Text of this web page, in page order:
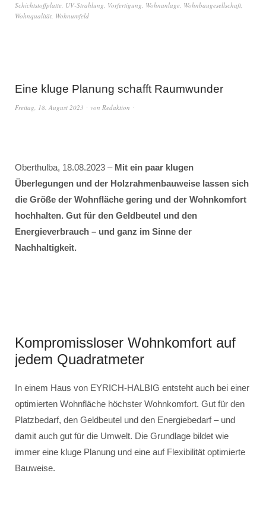
Schichtstoffplatte, UV-Strahlung, Vorfertigung, Wohnanlage, Wohnbaugesellschaft,
Wohnqualität, Wohnumfeld
Eine kluge Planung schafft Raumwunder
Freitag, 18. August 2023 von Redaktion
Oberthulba, 18.08.2023 – Mit ein paar klugen
Überlegungen und der Holzrahmenbauweise lassen sich
die Größe der Wohnfläche gering und der Wohnkomfort
hochhalten. Gut für den Geldbeutel und den
Energieverbrauch – und ganz im Sinne der
Nachhaltigkeit.
Kompromissloser Wohnkomfort auf
jedem Quadratmeter
In einem Haus von EYRICH-HALBIG entsteht auch bei einer
optimierten Wohnfläche höchster Wohnkomfort. Gut für den
Platzbedarf, den Geldbeutel und den Energiebedarf – und
damit auch gut für die Umwelt. Die Grundlage bildet wie
immer eine kluge Planung und eine auf Flexibilität optimierte
Bauweise.